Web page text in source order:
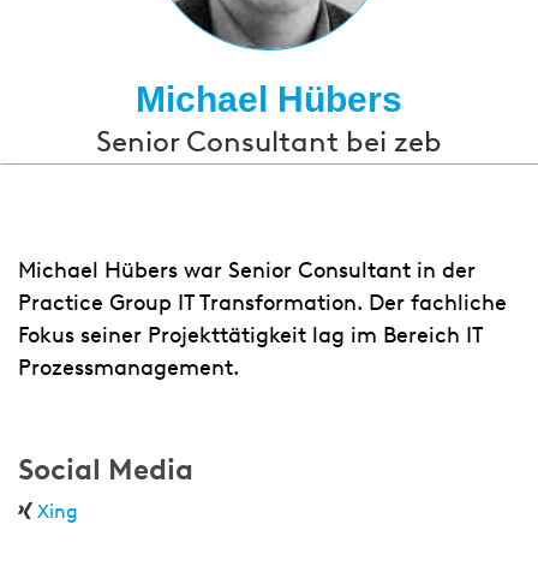
Michael Hübers
Senior Consultant bei zeb
Michael Hübers war Senior Consultant in der
Practice Group IT Transformation. Der fachliche
Fokus seiner Projekttätigkeit lag im Bereich IT
Prozessmanagement.
Social Media
Xing